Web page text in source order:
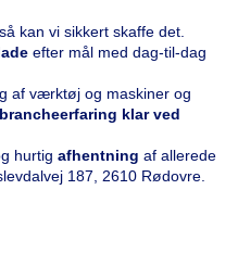
kan vi sikkert skaffe det.
efter mål med dag-til-dag
af værktøj og maskiner og
klar ved
hurtig afhentning af allerede
187, 2610 Rødovre.